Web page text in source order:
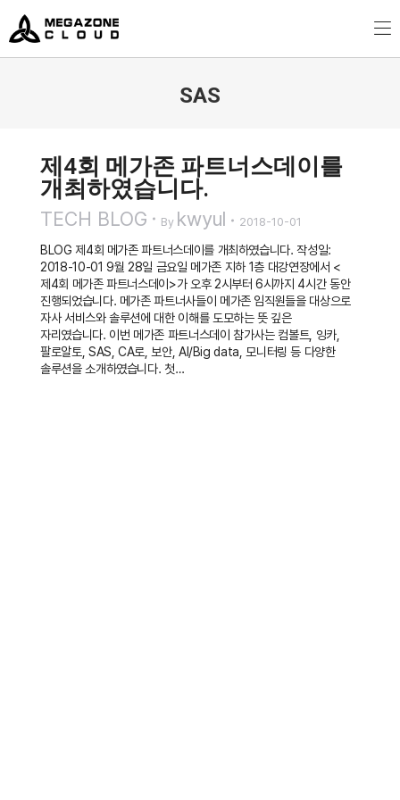
MegazoneCloud
디지털 전문 기업, 메가존클라우드
SAS
제4회 메가존 파트너스데이를
개최하였습니다.
TECH BLOG By kwyul 2018-10-01
BLOG 제4회 메가존 파트너스데이를 개최하였습니다. 작성일:
2018-10-01 9월 28일 금요일 메가존 지하 1층 대강연장에서 <
제4회 메가존 파트너스데이>가 오후 2시부터 6시까지 4시간 동안
진행되었습니다. 메가존 파트너사들이 메가존 임직원들을 대상으로
자사 서비스와 솔루션에 대한 이해를 도모하는 뜻 깊은
자리였습니다. 이번 메가존 파트너스데이 참가사는 컴볼트, 잉카,
팔로알토, SAS, CA로, 보안, AI/Big data, 모니터링 등 다양한
솔루션을 소개하였습니다. 첫…